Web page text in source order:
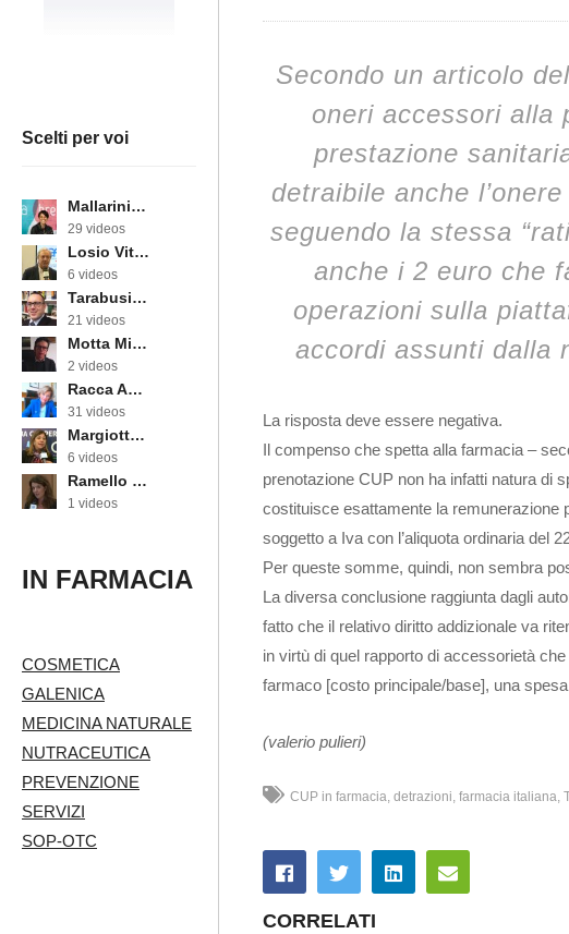
Scelti per voi
Mallarini Erika
29 videos
Losio Vittorino
6 videos
Tarabusi Marcello
21 videos
Motta Michele
2 videos
Racca Annarosa
31 videos
Margiotta Angela
6 videos
Ramello Cinzia
1 videos
IN FARMACIA
COSMETICA
GALENICA
MEDICINA NATURALE
NUTRACEUTICA
PREVENZIONE
SERVIZI
SOP-OTC
Secondo un articolo
oneri accessori alla
prestazione
detraibile anche
seguendo la stessa
anche i 2 euro che
operazioni sulla
accordi assunti dalla
La risposta deve essere negativa.
Il compenso che spetta alla farmacia –
prenotazione CUP non ha infatti natura di
costituisce esattamente la remunerazione
soggetto a Iva con l’aliquota ordinaria del
Per queste somme, quindi, non sembra
La diversa conclusione raggiunta dagli
fatto che il relativo diritto addizionale va
in virtù di quel rapporto di accessorietà
farmaco [costo principale/base], una
(valerio pulieri)
CUP in farmacia detrazioni farmacia italiana
CORRELATI